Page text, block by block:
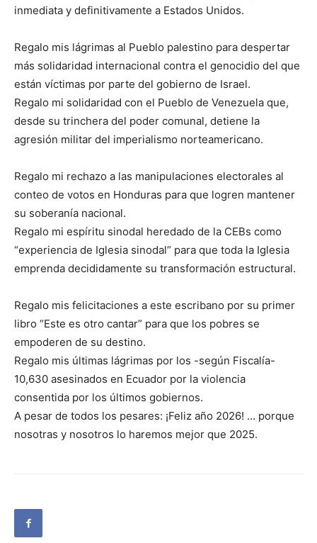
inmediata y definitivamente a Estados Unidos.
Regalo mis lágrimas al Pueblo palestino para despertar
más solidaridad internacional contra el genocidio del que
están víctimas por parte del gobierno de Israel.
Regalo mi solidaridad con el Pueblo de Venezuela que,
desde su trinchera del poder comunal, detiene la
agresión militar del imperialismo norteamericano.
Regalo mi rechazo a las manipulaciones electorales al
conteo de votos en Honduras para que logren mantener
su soberanía nacional.
Regalo mi espíritu sinodal heredado de la CEBs como
“experiencia de Iglesia sinodal” para que toda la Iglesia
emprenda decididamente su transformación estructural.
Regalo mis felicitaciones a este escribano por su primer
libro “Este es otro cantar” para que los pobres se
empoderen de su destino.
Regalo mis últimas lágrimas por los -según Fiscalía-
10,630 asesinados en Ecuador por la violencia
consentida por los últimos gobiernos.
A pesar de todos los pesares: ¡Feliz año 2026! … porque
nosotras y nosotros lo haremos mejor que 2025.